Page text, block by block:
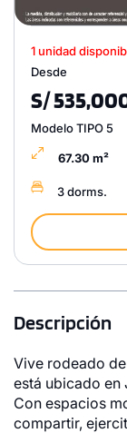
1 unidad
Desde
S/
Modelo TIPO 5
67.30 m²
3 dorms.
Descripción
Vive rodeado
está ubicado en
Con espacios
compartir,